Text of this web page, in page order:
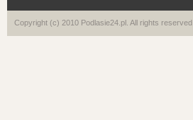
Copyright (c) 2010 Podlasie24.pl. All rights reserved